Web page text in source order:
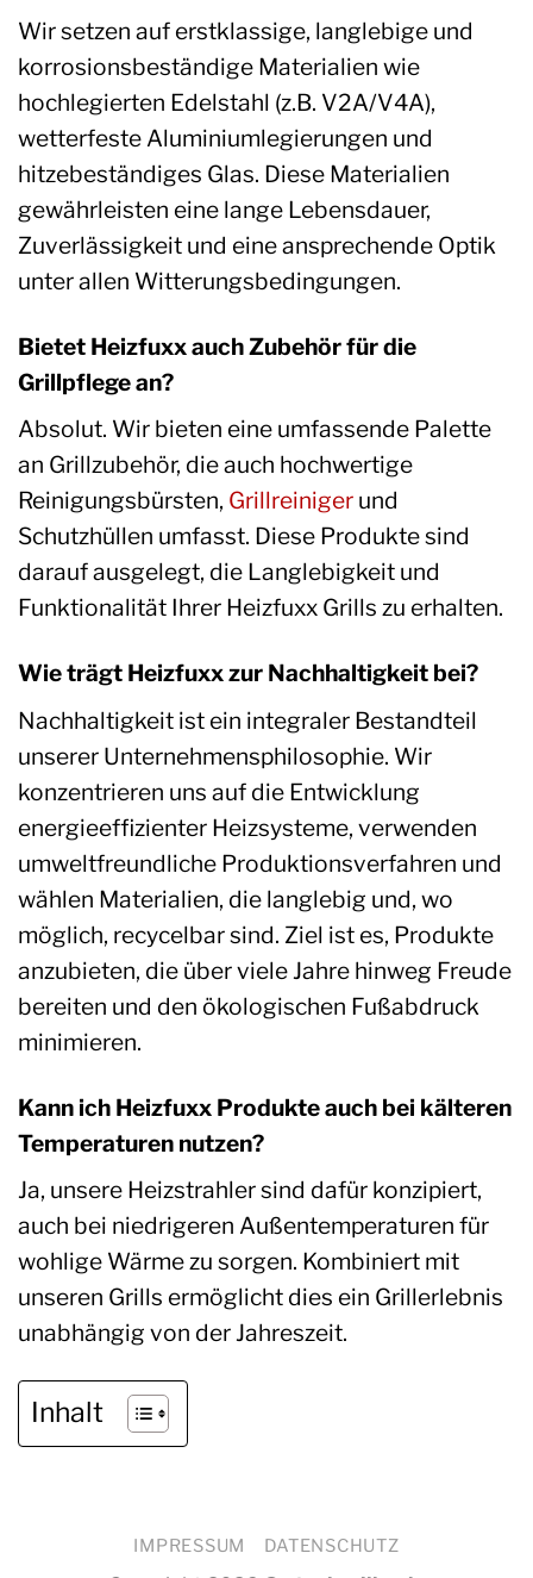
Wir setzen auf erstklassige, langlebige und
korrosionsbeständige Materialien wie
hochlegierten Edelstahl (z.B. V2A/V4A),
wetterfeste Aluminiumlegierungen und
hitzebeständiges Glas. Diese Materialien
gewährleisten eine lange Lebensdauer,
Zuverlässigkeit und eine ansprechende Optik
unter allen Witterungsbedingungen.
Bietet Heizfuxx auch Zubehör für die
Grillpflege an?
Absolut. Wir bieten eine umfassende Palette
an Grillzubehör, die auch hochwertige
Reinigungsbürsten, Grillreiniger und
Schutzhüllen umfasst. Diese Produkte sind
darauf ausgelegt, die Langlebigkeit und
Funktionalität Ihrer Heizfuxx Grills zu erhalten.
Wie trägt Heizfuxx zur Nachhaltigkeit bei?
Nachhaltigkeit ist ein integraler Bestandteil
unserer Unternehmensphilosophie. Wir
konzentrieren uns auf die Entwicklung
energieeffizienter Heizsysteme, verwenden
umweltfreundliche Produktionsverfahren und
wählen Materialien, die langlebig und, wo
möglich, recycelbar sind. Ziel ist es, Produkte
anzubieten, die über viele Jahre hinweg Freude
bereiten und den ökologischen Fußabdruck
minimieren.
Kann ich Heizfuxx Produkte auch bei kälteren
Temperaturen nutzen?
Ja, unsere Heizstrahler sind dafür konzipiert,
auch bei niedrigeren Außentemperaturen für
wohlige Wärme zu sorgen. Kombiniert mit
unseren Grills ermöglicht dies ein Grillerlebnis
unabhängig von der Jahreszeit.
Inhalt
IMPRESSUM DATENSCHUTZ